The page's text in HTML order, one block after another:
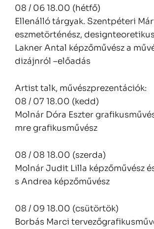
08 / 06 18.00 (hétfő)
Ellenálló tárgyak. Szentpéteri
eszmetörténész,
Lakner Antal képzőművész a
dizájnról –előadás
Artist talk, művészprezentációk:
08 / 07 18.00 (kedd)
Molnár Dóra Eszter
mre grafikusművész
08 / 08 18.00 (szerda)
Molnár Judit Lilla képzőművész
s Andrea képzőművész
08 / 09 18.00 (csütörtök)
Borbás Marci